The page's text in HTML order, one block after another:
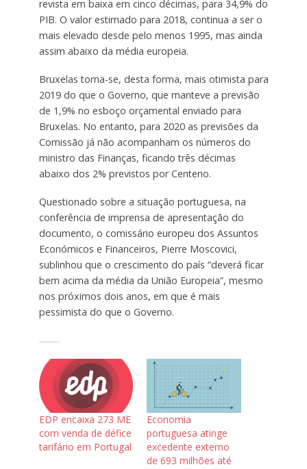
revista em baixa em cinco décimas, para 34,9% do
PIB. O valor estimado para 2018, continua a ser o
mais elevado desde pelo menos 1995, mas ainda
assim abaixo da média europeia.
Bruxelas torna-se, desta forma, mais otimista para
2019 do que o Governo, que manteve a previsão
de 1,9% no esboço orçamental enviado para
Bruxelas. No entanto, para 2020 as previsões da
Comissão já não acompanham os números do
ministro das Finanças, ficando três décimas
abaixo dos 2% previstos por Centeno.
Questionado sobre a situação portuguesa, na
conferência de imprensa de apresentação do
documento, o comissário europeu dos Assuntos
Económicos e Financeiros, Pierre Moscovici,
sublinhou que o crescimento do país “deverá ficar
bem acima da média da União Europeia”, mesmo
nos próximos dois anos, em que é mais
pessimista do que o Governo.
EDP encaixa 273 ME
com venda de défice
tarifário em Portugal
Economia
portuguesa atinge
excedente externo
de 693 milhões até